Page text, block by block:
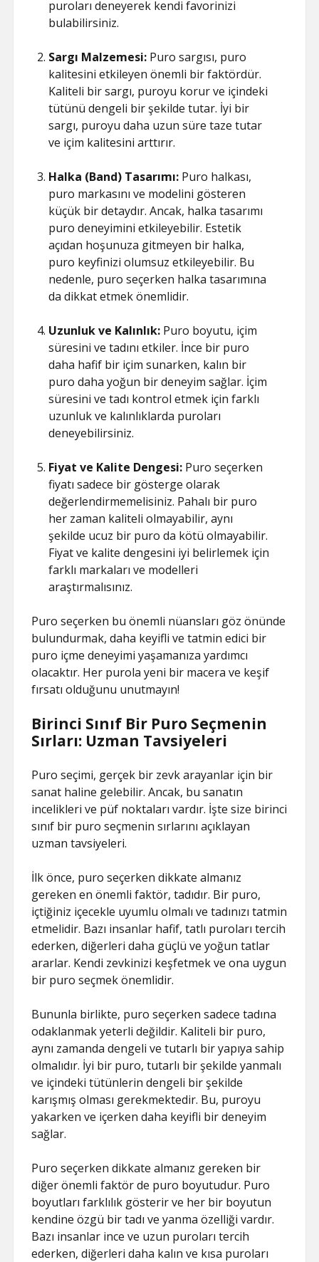
puroları deneyerek kendi favorinizi
bulabilirsiniz.
Sargı Malzemesi: Puro sargısı, puro
kalitesini etkileyen önemli bir faktördür.
Kaliteli bir sargı, puroyu korur ve içindeki
tütünü dengeli bir şekilde tutar. İyi bir
sargı, puroyu daha uzun süre taze tutar
ve içim kalitesini arttırır.
Halka (Band) Tasarımı: Puro halkası,
puro markasını ve modelini gösteren
küçük bir detaydır. Ancak, halka tasarımı
puro deneyimini etkileyebilir. Estetik
açıdan hoşunuza gitmeyen bir halka,
puro keyfinizi olumsuz etkileyebilir. Bu
nedenle, puro seçerken halka tasarımına
da dikkat etmek önemlidir.
Uzunluk ve Kalınlık: Puro boyutu, içim
süresini ve tadını etkiler. İnce bir puro
daha hafif bir içim sunarken, kalın bir
puro daha yoğun bir deneyim sağlar. İçim
süresini ve tadı kontrol etmek için farklı
uzunluk ve kalınlıklarda puroları
deneyebilirsiniz.
Fiyat ve Kalite Dengesi: Puro seçerken
fiyatı sadece bir gösterge olarak
değerlendirmemelisiniz. Pahalı bir puro
her zaman kaliteli olmayabilir, aynı
şekilde ucuz bir puro da kötü olmayabilir.
Fiyat ve kalite dengesini iyi belirlemek için
farklı markaları ve modelleri
araştırmalısınız.
Puro seçerken bu önemli nüansları göz önünde
bulundurmak, daha keyifli ve tatmin edici bir
puro içme deneyimi yaşamanıza yardımcı
olacaktır. Her purola yeni bir macera ve keşif
fırsatı olduğunu unutmayın!
Birinci Sınıf Bir Puro Seçmenin
Sırları: Uzman Tavsiyeleri
Puro seçimi, gerçek bir zevk arayanlar için bir
sanat haline gelebilir. Ancak, bu sanatın
incelikleri ve püf noktaları vardır. İşte size birinci
sınıf bir puro seçmenin sırlarını açıklayan
uzman tavsiyeleri.
İlk önce, puro seçerken dikkate almanız
gereken en önemli faktör, tadıdır. Bir puro,
içtiğiniz içecekle uyumlu olmalı ve tadınızı tatmin
etmelidir. Bazı insanlar hafif, tatlı puroları tercih
ederken, diğerleri daha güçlü ve yoğun tatlar
ararlar. Kendi zevkinizi keşfetmek ve ona uygun
bir puro seçmek önemlidir.
Bununla birlikte, puro seçerken sadece tadına
odaklanmak yeterli değildir. Kaliteli bir puro,
aynı zamanda dengeli ve tutarlı bir yapıya sahip
olmalıdır. İyi bir puro, tutarlı bir şekilde yanmalı
ve içindeki tütünlerin dengeli bir şekilde
karışmış olması gerekmektedir. Bu, puroyu
yakarken ve içerken daha keyifli bir deneyim
sağlar.
Puro seçerken dikkate almanız gereken bir
diğer önemli faktör de puro boyutudur. Puro
boyutları farklılık gösterir ve her bir boyutun
kendine özgü bir tadı ve yanma özelliği vardır.
Bazı insanlar ince ve uzun puroları tercih
ederken, diğerleri daha kalın ve kısa puroları